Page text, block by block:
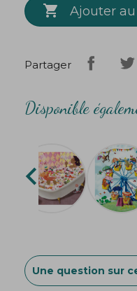
 Ajouter
Partager
Disponible

Une question sur